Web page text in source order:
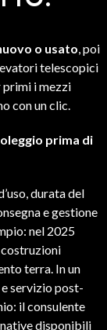
o usato, poi
telescopici
i mezzi
con un clic.
prima di
durata del
e gestione
nel 2025
terra. In un
servizio post-
il consulente
disponibili